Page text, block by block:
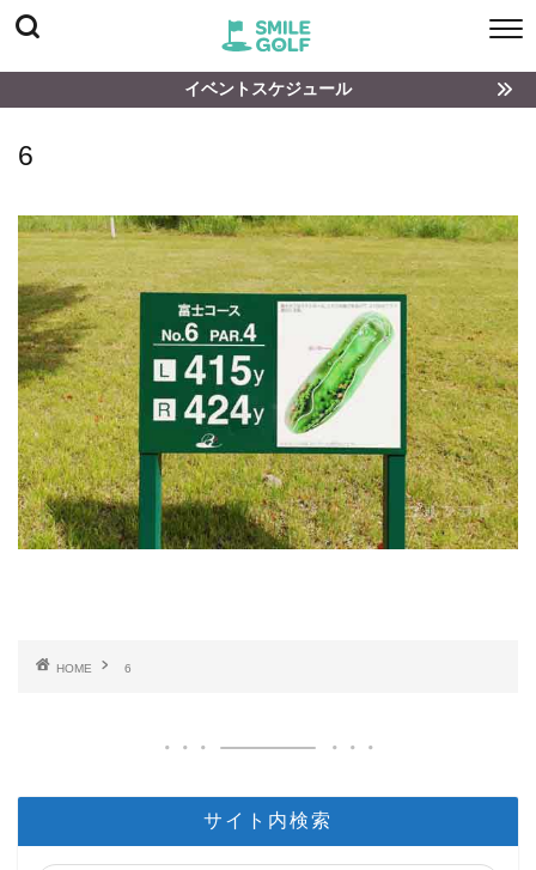
イベントスケジュール
6
HOME 6
サイト内検索